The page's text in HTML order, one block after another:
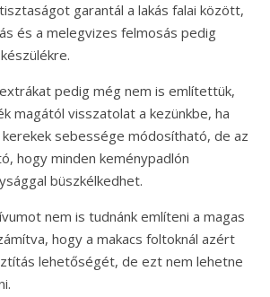
garantál a lakás falai között,
és a melegvizes felmosás pedig
pedig még nem is említettük,
magától visszatolat a kezünkbe, ha
sebessége módosítható, de az
hogy minden keménypadlón
büszkélkedhet.
nem is tudnánk említeni a magas
hogy a makacs foltoknál azért
lehetőségét, de ezt nem lehetne